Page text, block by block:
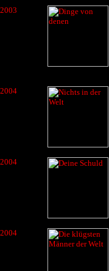
2003
2004
2004
2004